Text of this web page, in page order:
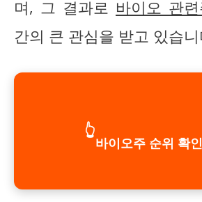
며, 그 결과로 바이오 관
간의 큰 관심을 받고 있습
👆
바이오주 순위 확